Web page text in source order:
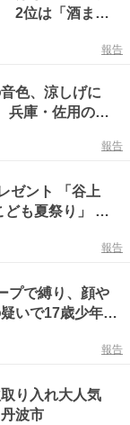
2位は「酒まん
」、1位は？
報告
色、涼しげに
庫・佐用の光
報告
ゼント 「谷上
も夏祭り」 神
報告
プで縛り、顔や
いで17歳少年逮
報告
り入れ大人気
波市